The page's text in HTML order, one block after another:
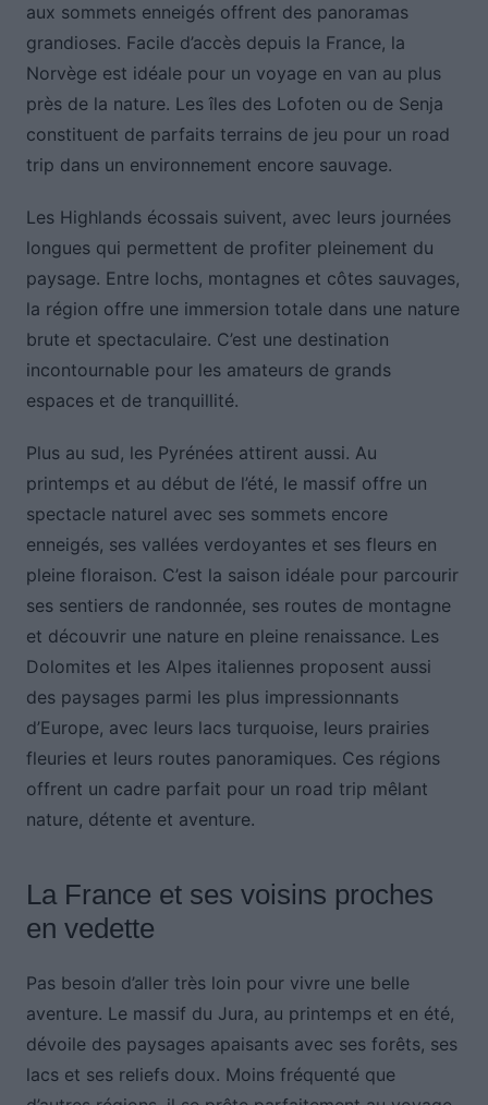
aux sommets enneigés offrent des panoramas
grandioses. Facile d’accès depuis la France, la
Norvège est idéale pour un voyage en van au plus
près de la nature. Les îles des Lofoten ou de Senja
constituent de parfaits terrains de jeu pour un road
trip dans un environnement encore sauvage.
Les Highlands écossais suivent, avec leurs journées
longues qui permettent de profiter pleinement du
paysage. Entre lochs, montagnes et côtes sauvages,
la région offre une immersion totale dans une nature
brute et spectaculaire. C’est une destination
incontournable pour les amateurs de grands
espaces et de tranquillité.
Plus au sud, les Pyrénées attirent aussi. Au
printemps et au début de l’été, le massif offre un
spectacle naturel avec ses sommets encore
enneigés, ses vallées verdoyantes et ses fleurs en
pleine floraison. C’est la saison idéale pour parcourir
ses sentiers de randonnée, ses routes de montagne
et découvrir une nature en pleine renaissance. Les
Dolomites et les Alpes italiennes proposent aussi
des paysages parmi les plus impressionnants
d’Europe, avec leurs lacs turquoise, leurs prairies
fleuries et leurs routes panoramiques. Ces régions
offrent un cadre parfait pour un road trip mêlant
nature, détente et aventure.
La France et ses voisins proches
en vedette
Pas besoin d’aller très loin pour vivre une belle
aventure. Le massif du Jura, au printemps et en été,
dévoile des paysages apaisants avec ses forêts, ses
lacs et ses reliefs doux. Moins fréquenté que